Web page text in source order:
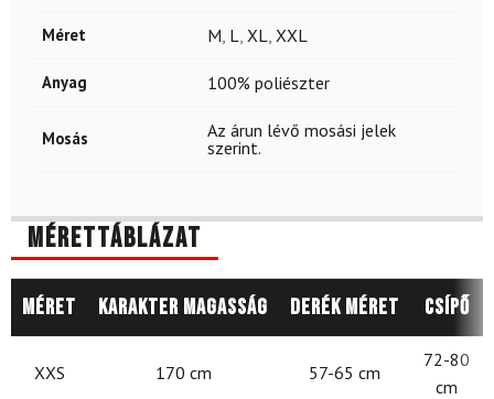
Méret M, L, XL, XXL
Anyag 100% poliészter
Mosás
Az árun lévő mosási jelek
szerint.
Mérettáblázat
Méret Karakter magasság Derék méret Csípő
XXS 170 cm 57-65 cm
72-80
cm